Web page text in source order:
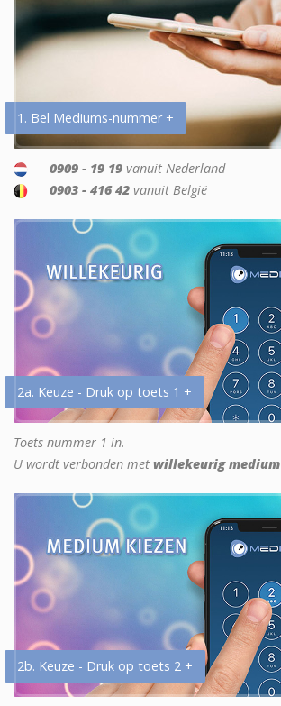
1. Bel Mediums-nummer +
0909 - 19 19 vanuit Nederland
0903 - 416 42 vanuit België
2a. Keuze - Druk op toets 1 +
Toets nummer 1 in.
U wordt verbonden met willekeurig medium
2b. Keuze - Druk op toets 2 +